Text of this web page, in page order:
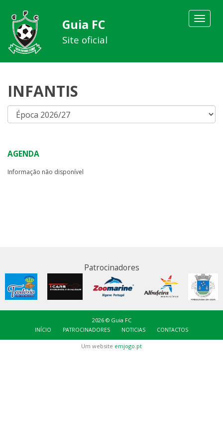
Toggle
Guia FC
Site oficial
INFANTIS
AGENDA
Informação não disponível
Patrocinadores
2026 © Guia FC
INÍCIO PATROCINADORES NOTICIAS CONTACTOS
Um website emjogo.pt